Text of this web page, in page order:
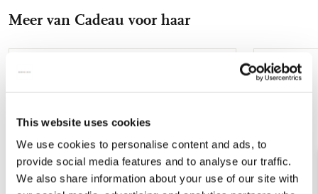
This website uses cookies
We use cookies to personalise content and ads, to
provide social media features and to analyse our traffic.
We also share information about your use of our site with
Meer van Cadeau voor haar
Toevoegen